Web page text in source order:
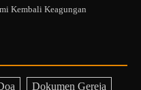
Kembali Keagungan
Dokumen Gereja